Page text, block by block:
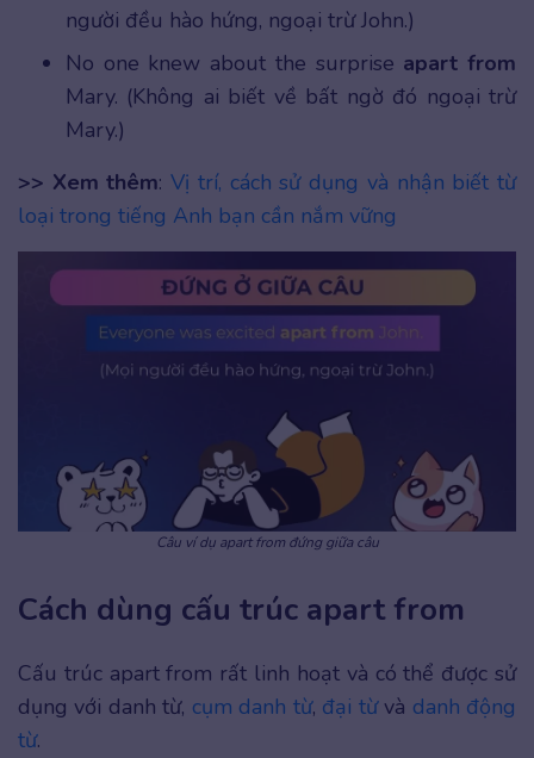
người đều hào hứng, ngoại trừ John.)
No one knew about the surprise apart from
Mary. (Không ai biết về bất ngờ đó ngoại trừ
Mary.)
>> Xem thêm:Vị trí, cách sử dụng và nhận biết từ
loại trong tiếng Anh bạn cần nắm vững
Câu ví dụ apart from đứng giữa câu
Cách dùng cấu trúc apart from
Cấu trúc apart from rất linh hoạt và có thể được sử
dụng với danh từ, cụm danh từ, đại từvà danh động
từ.